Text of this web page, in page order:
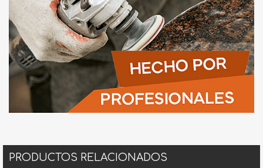
PRODUCTOS RELACIONADOS